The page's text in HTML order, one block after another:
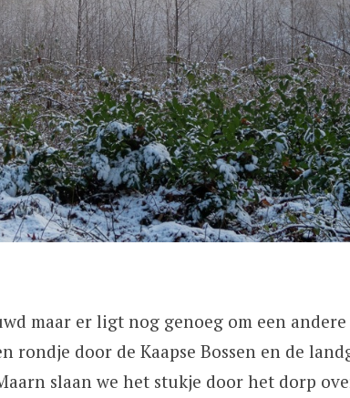
maar er ligt nog genoeg om een
rondje door de Kaapse Bossen en de
slaan we het stukje door het dorp